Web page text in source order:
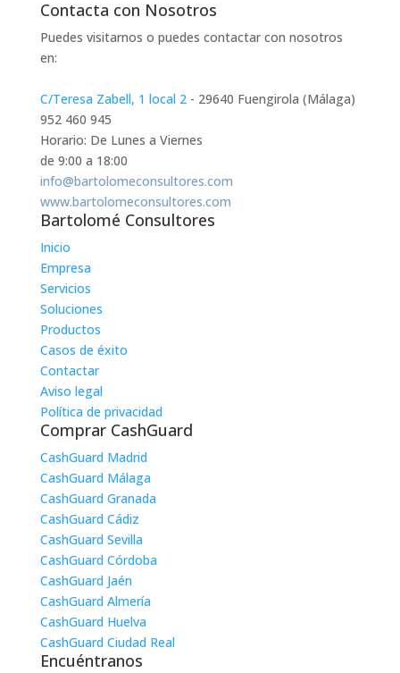
Contacta con Nosotros
Puedes visitarnos o puedes contactar con nosotros
en:
C/Teresa Zabell, 1 local 2- 29640 Fuengirola (Málaga)
952 460 945
Horario: De Lunes a Viernes
de 9:00 a 18:00
info@bartolomeconsultores.com
www.bartolomeconsultores.com
Bartolomé Consultores
Inicio
Empresa
Servicios
Soluciones
Productos
Casos de éxito
Contactar
Aviso legal
Política de privacidad
Comprar CashGuard
CashGuard Madrid
CashGuard Málaga
CashGuard Granada
CashGuard Cádiz
CashGuard Sevilla
CashGuard Córdoba
CashGuard Jaén
CashGuard Almería
CashGuard Huelva
CashGuard Ciudad Real
Encuéntranos